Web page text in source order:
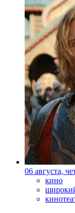
06 августа,
кино